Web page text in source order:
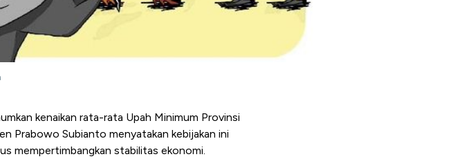
kenaikan rata-rata Upah Minimum Provinsi
Prabowo Subianto menyatakan kebijakan ini
mempertimbangkan stabilitas ekonomi.